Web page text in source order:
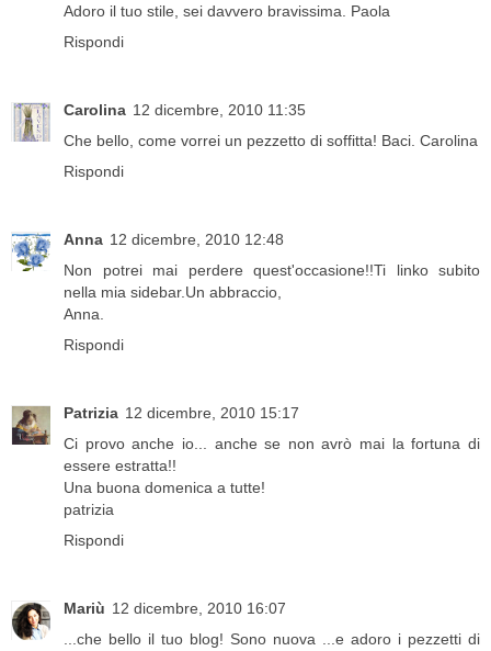
Adoro il tuo stile, sei davvero bravissima. Paola
Rispondi
Carolina 12 dicembre, 2010 11:35
Che bello, come vorrei un pezzetto di soffitta! Baci. Carolina
Rispondi
Anna 12 dicembre, 2010 12:48
Non potrei mai perdere quest'occasione!!Ti linko subito
nella mia sidebar.Un abbraccio,
Anna.
Rispondi
Patrizia 12 dicembre, 2010 15:17
Ci provo anche io... anche se non avrò mai la fortuna di
essere estratta!!
Una buona domenica a tutte!
patrizia
Rispondi
Mariù 12 dicembre, 2010 16:07
...che bello il tuo blog! Sono nuova ...e adoro i pezzetti di